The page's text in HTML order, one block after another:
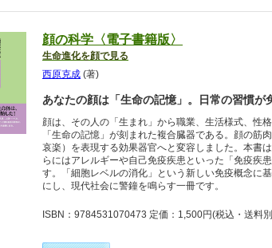
顔の科学〈電子書籍版〉
生命進化を顔で見る
西原克成 (著)
あなたの顔は「生命の記憶」。日常の習慣が
顔は、その人の「生まれ」から職業、生活様式、性
「生命の記憶」が刻まれた複合臓器である。顔の
哀楽）を表現する効果器官へと変容しました。本書
らにはアレルギーや自己免疫疾患といった「免疫疾
す。「細胞レベルの消化」という新しい免疫概念に
にし、現代社会に警鐘を鳴らす一冊です。
ISBN：9784531070473 定価：1,500円(税込・送料